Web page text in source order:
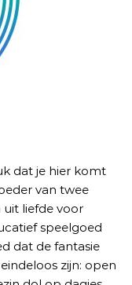
dat je hier komt
van twee
uit liefde voor
speelgoed
dat de fantasie
zijn: open